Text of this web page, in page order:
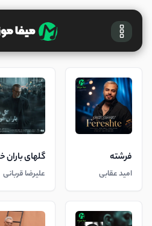
فرشته
امید عقابی علیرضا قربانی